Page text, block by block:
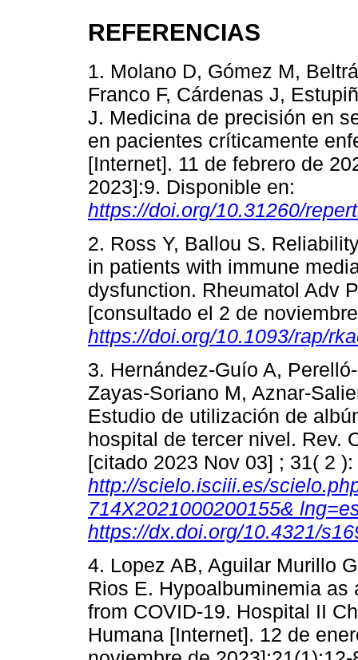
REFERENCIAS
1. Molano D, Gómez M,
Franco F, Cárdenas J,
J. Medicina de precisión en
en pacientes críticamente
[Internet]. 11 de febrero de
2023]:9. Disponible en:
https://doi.org/10.31260/
2. Ross Y, Ballou S.
in patients with immune
dysfunction. Rheumatol Adv
[consultado el 2 de
https://doi.org/10.1093/rap/
3. Hernández-Guío A,
Zayas-Soriano M, Aznar-
Estudio de utilización de
hospital de tercer nivel. Rev.
[citado 2023 Nov 03] ; 31( 2
http://scielo.isciii.es/
714X2021000200155&
https://dx.doi.org/10.4321/
4. Lopez AB, Aguilar Murillo
Rios E. Hypoalbuminemia
from COVID-19. Hospital II
Humana [Internet]. 12 de